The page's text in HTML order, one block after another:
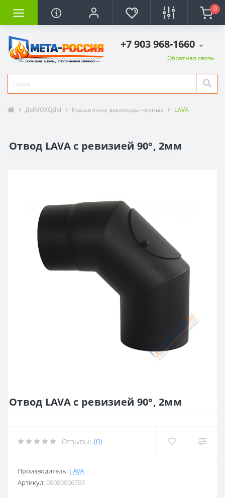
0
+7 903 968-1660
Обратная связь
ДЫМОХОДЫ Крашенные дымоходы черные LAVA
Отвод LAVA с ревизией 90°, 2мм
Отвод LAVA с ревизией 90°, 2мм
Отзывы: (0)
Производитель: LAVA
Артикул:00000006793